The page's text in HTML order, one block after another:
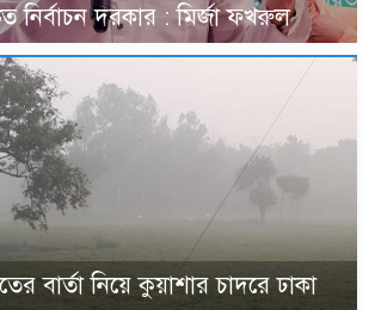
নির্বাচন দরকার : মির্জা ফখরুল
বার্তা নিয়ে কুয়াশার চাদরে ঢাকা